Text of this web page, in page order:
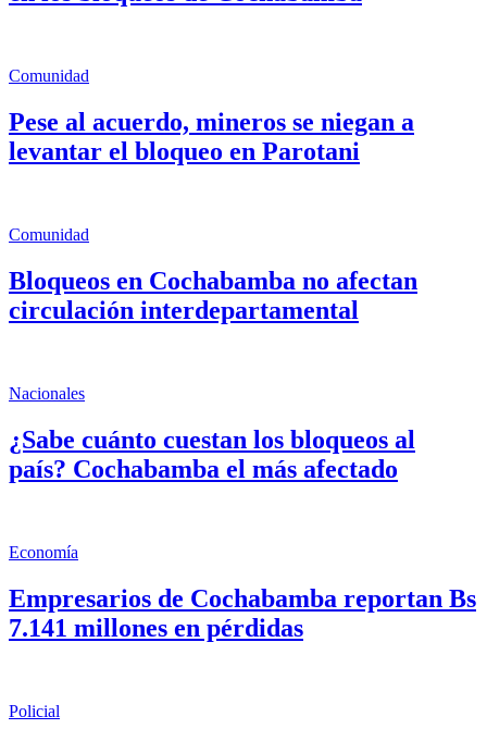
Comunidad
Pese al acuerdo, mineros se niegan a
levantar el bloqueo en Parotani
Comunidad
Bloqueos en Cochabamba no afectan
circulación interdepartamental
Nacionales
¿Sabe cuánto cuestan los bloqueos al
país? Cochabamba el más afectado
Economía
Empresarios de Cochabamba reportan Bs
7.141 millones en pérdidas
Policial